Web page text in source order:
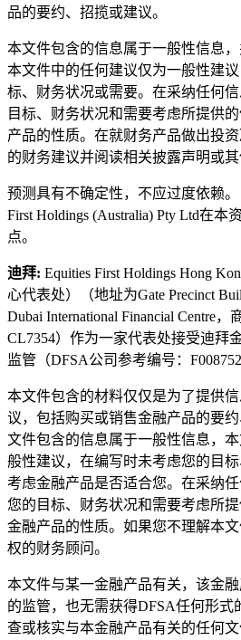
品的要约、招揽或建议。
本文件包含的信息属于一般性信息，
本文件中的任何建议仅为一般性建
标、财务状况或需要。在采纳任何
目标、财务状况和需要考虑所提供
产品的性质。在就财务产品做出投
的财务建议并阅读相关披露声明或其
预测具有不确定性，不应过度依赖
First Holdings (Australia) Pty Ltd在本
点。
迪拜: Equities First Holdings Hong
心代表处）（地址为Gate Precinct
Dubai International Financial Centre
CL7354）作为一家代表处接受迪拜
监管（DFSA公司参考编号：
本文件包含的材料仅仅是为了提供
议，包括购买或销售金融产品的要
文件包含的信息属于一般性信息，
般性建议，在编写时未考虑您的目
考虑金融产品是否适合您。在采纳
您的目标、财务状况和需要考虑所
金融产品的性质。如果您不理解本
权的财务顾问。
本文件与某一金融产品有关，该金
的监管，也无需获得DFSA任何形式
查或核实与本金融产品有关的任何